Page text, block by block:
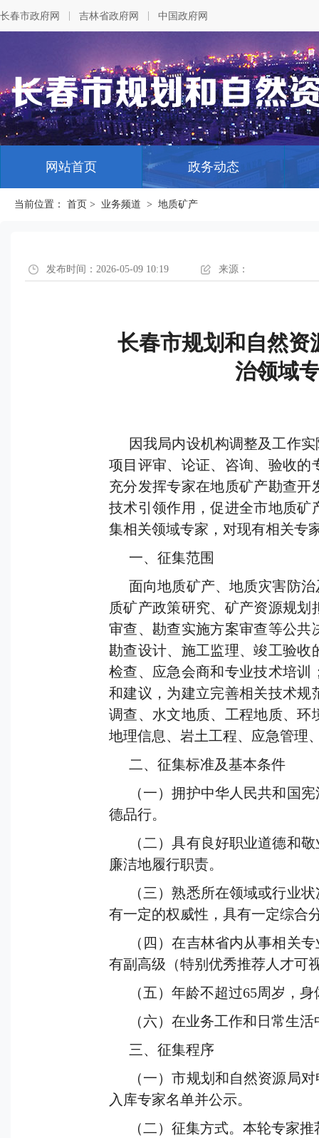
长春市政府网 吉林省政府网 中国政府网
网站首页 政务动态
当前位置： 首页 > 业务频道 > 地质矿产
发布时间：2026-05-09 10:19 来源：
长春市规划和自然资
治领域
因我局内设机构调整及工作
项目评审、论证、咨询、验收的
充分发挥专家在地质矿产勘查
技术引领作用，促进全市地质矿
集相关领域专家，对现有相关专
一、征集范围
面向地质矿产、地质灾害防
质矿产政策研究、矿产资源规
审查、勘查实施方案审查等公共
勘查设计、施工监理、竣工验收
检查、应急会商和专业技术培训
和建议，为建立完善相关技术规
调查、水文地质、工程地质、环
地理信息、岩土工程、应急管理
二、征集标准及基本条件
（一）拥护中华人民共和国
德品行。
（二）具有良好职业道德和
廉洁地履行职责。
（三）熟悉所在领域或行业
有一定的权威性，具有一定综合
（四）在吉林省内从事相关
有副高级（特别优秀推荐人才可
（五）年龄不超过65周岁，
（六）在业务工作和日常生
三、征集程序
（一）市规划和自然资源局
入库专家名单并公示。
（二）征集方式。本轮专家